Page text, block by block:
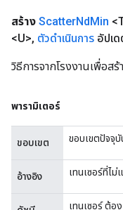
สร้าง ScatterNdMin
<U>, ตัวดำเนินการ อัปเ
วิธีการจากโรงงานเพื่อส
พารามิเตอร์
ขอบเขต ขอบเขตปัจจุบั
อ้างอิง เทนเซอร์ที่ไ
เทนเซอร์ ต้อ